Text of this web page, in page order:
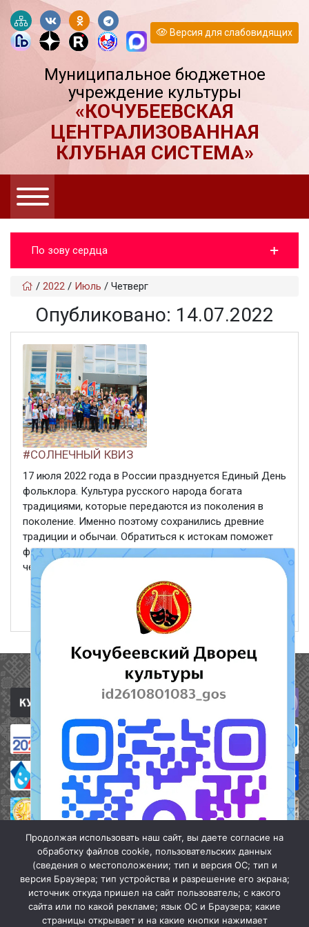
Версия для слабовидящих
Муниципальное бюджетное
учреждение культуры
«КОЧУБЕЕВСКАЯ
ЦЕНТРАЛИЗОВАННАЯ
КЛУБНАЯ СИСТЕМА»
По зову сердца
/ 2022 / Июль / Четверг
Опубликовано: 14.07.2022
#СОЛНЕЧНЫЙ КВИЗ
17 июля 2022 года в России празднуется Единый День
фольклора. Культура русского народа богата
традициями, которые передаются из поколения в
поколение. Именно поэтому сохранились древние
традиции и обычаи. Обратиться к истокам поможет
фольклор, ведь его содержание — жизнь народа,
человеческий опыт, ...
Полезные ссылки
Продолжая использовать наш сайт, вы даете согласие на
обработку файлов cookie, пользовательских данных
(сведения о местоположении; тип и версия ОС; тип и
версия Браузера; тип устройства и разрешение его экрана;
источник откуда пришел на сайт пользователь; с какого
сайта или по какой рекламе; язык ОС и Браузера; какие
страницы открывает и на какие кнопки нажимает